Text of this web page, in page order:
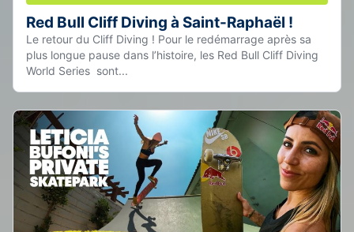
Red Bull Cliff Diving à Saint-Raphaël !
Le retour du Cliff Diving ! Pour le redémarrage après sa
plus longue pause dans l’histoire, les Red Bull Cliff Diving
World Series sont...